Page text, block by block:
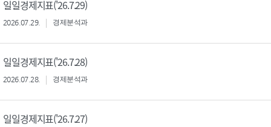
일일경제지표('26.7.29)
2026.07.29. 경제분석과
일일경제지표('26.7.28)
2026.07.28. 경제분석과
일일경제지표('26.7.27)